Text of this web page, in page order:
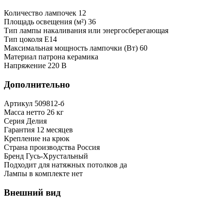
Количество лампочек 12
Площадь освещения (м²) 36
Тип лампы накаливания или энергосберегающая
Тип цоколя Е14
Максимальная мощность лампочки (Вт) 60
Материал патрона керамика
Напряжение 220 В
Дополнительно
Артикул 509812-б
Масса нетто 26 кг
Серия Делия
Гарантия 12 месяцев
Крепление на крюк
Страна производства Россия
Бренд Гусь-Хрустальный
Подходит для натяжных потолков да
Лампы в комплекте нет
Внешний вид